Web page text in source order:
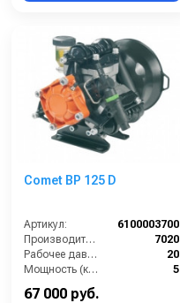
Comet BP 125 D
Артикул:
6100003700
Производительность (л/ч):
7020
Рабочее давление (бар):
20
Мощность (кВт):
5
67 000 руб.